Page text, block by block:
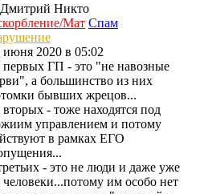
Дмитрий Никто
Мат Спам
июня 2020 в 05:02
первых ГП - это "не навозные
а большинство из них
бывших жрецов...
вторых - тоже находятся под
управлением и потому
в рамках ЕГО
- это не люди и даже уже
человеки...потому им особо нет